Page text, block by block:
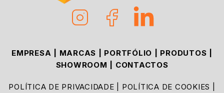
EMPRESA MARCAS PORTFÓLIO PRODUTOS
SHOWROOM
CONTACTOS
POLÍTICA DE PRIVACIDADE POLÍTICA DE COOKIES